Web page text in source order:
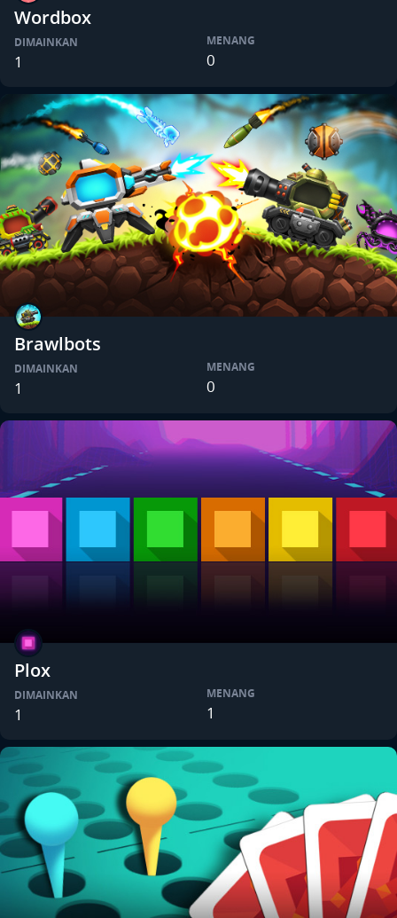
Wordbox
DIMAINKAN
1
MENANG
0
Brawlbots
DIMAINKAN
1
MENANG
0
Plox
DIMAINKAN
1
MENANG
1